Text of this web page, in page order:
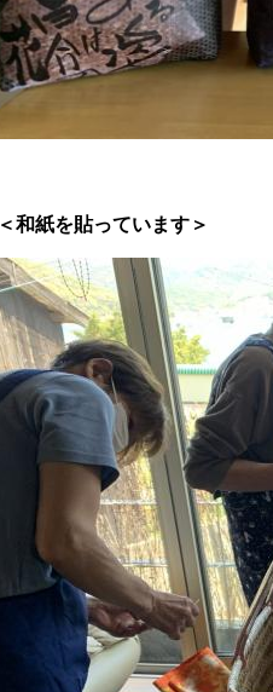
＜和紙を貼っています＞